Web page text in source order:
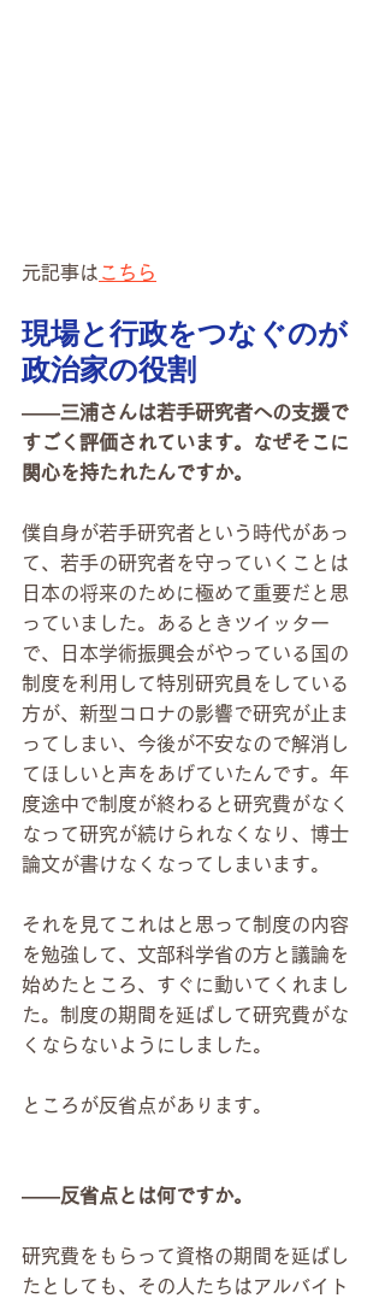
元記事は こちら
現場と行政をつなぐのが
政治家の役割
――三浦さんは若手研究者への支援で
すごく評価されています。なぜそこに
関心を持たれたんですか。
僕自身が若手研究者という時代があっ
て、若手の研究者を守っていくことは
日本の将来のために極めて重要だと思
っていました。あるときツイッター
で、日本学術振興会がやっている国の
制度を利用して特別研究員をしている
方が、新型コロナの影響で研究が止ま
ってしまい、今後が不安なので解消し
てほしいと声をあげていたんです。年
度途中で制度が終わると研究費がなく
なって研究が続けられなくなり、博士
論文が書けなくなってしまいます。
それを見てこれはと思って制度の内容
を勉強して、文部科学省の方と議論を
始めたところ、すぐに動いてくれまし
た。制度の期間を延ばして研究費がな
くならないようにしました。
ところが反省点があります。
――反省点とは何ですか。
研究費をもらって資格の期間を延ばし
たとしても、その人たちはアルバイト